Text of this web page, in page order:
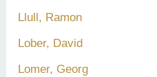
Llull, Ramon
Lober, David
Lomer, Georg